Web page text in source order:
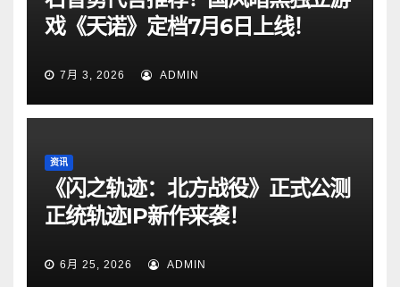
戏《天诺》定档7月6日上线！
7月 3, 2026 ADMIN
资讯
《闪之轨迹：北方战役》正式公测
正统轨迹IP新作来袭！
6月 25, 2026 ADMIN